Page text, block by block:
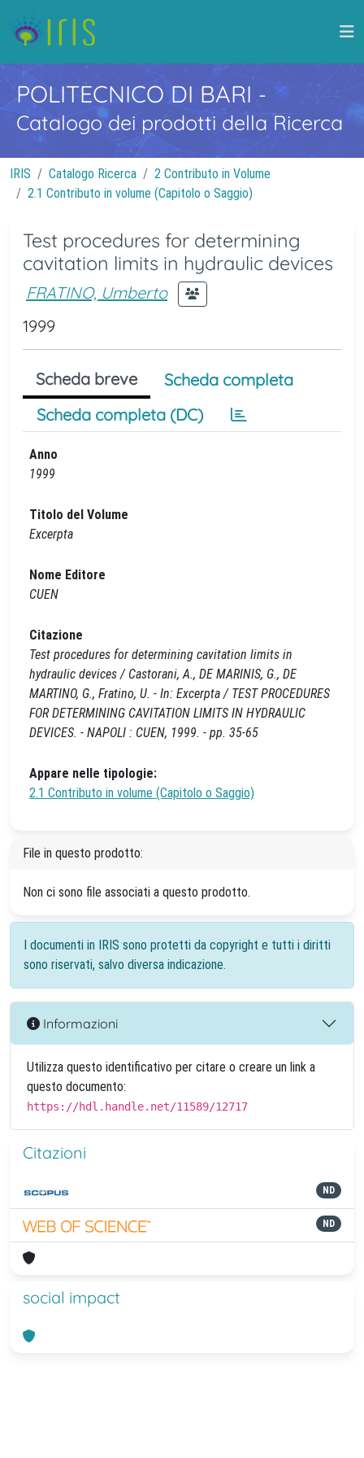
POLITECNICO DI BARI -
Catalogo dei prodotti della Ricerca
IRIS Catalogo Ricerca
2 Contributo in Volume
2.1 Contributo in volume (Capitolo o Saggio)
Test procedures for determining
cavitation limits in hydraulic devices
FRATINO, Umberto
1999
Scheda breve
Scheda completa
Scheda completa (DC)
Anno
1999
Titolo del Volume
Excerpta
Nome Editore
CUEN
Citazione
Test procedures for determining cavitation limits in
hydraulic devices / Castorani, A., DE MARINIS, G., DE
MARTINO, G., Fratino, U. - In: Excerpta / TEST PROCEDURES
FOR DETERMINING CAVITATION LIMITS IN HYDRAULIC
DEVICES. - NAPOLI : CUEN, 1999. - pp. 35-65
Appare nelle tipologie:
2.1 Contributo in volume (Capitolo o Saggio)
File in questo prodotto:
Non ci sono file associati a questo prodotto.
I documenti in IRIS sono protetti da copyright e tutti i diritti
sono riservati, salvo diversa indicazione.
Informazioni
Utilizza questo identificativo per citare o creare un link a
questo documento:
https://hdl.handle.net/11589/12717
Citazioni
ND
ND
social impact